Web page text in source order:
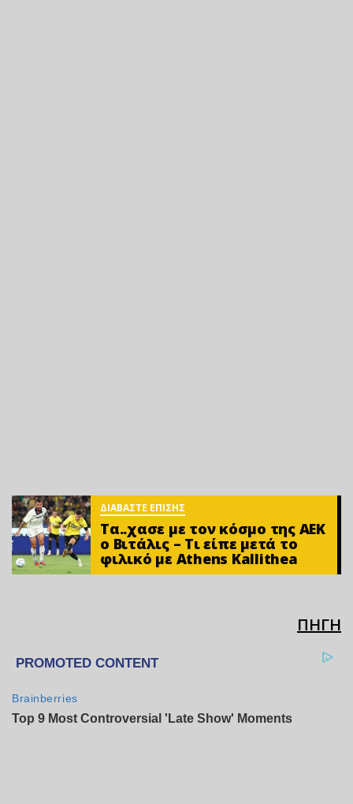
ΔΙΑΒΑΣΤΕ ΕΠΙΣΗΣ
Τα..χασε με τον κόσμο της ΑΕΚ
ο Βιτάλις – Τι είπε μετά το
φιλικό με Athens Kallithea
ΠΗΓΗ